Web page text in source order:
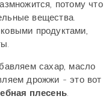
потому что
вещества.
продуктами,
сахар, масло
дрожжи - это вот
плесень